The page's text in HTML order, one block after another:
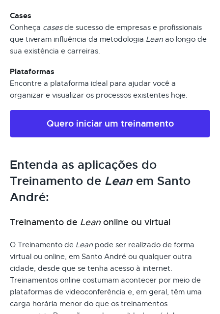
Cases
Conheça casesde sucesso de empresas e profissionais
que tiveram influência da metodologia Lean ao longo de
sua existência e carreiras.
Plataformas
Encontre a plataforma ideal para ajudar você a
organizar e visualizar os processos existentes hoje.
Quero iniciar um treinamento
Entenda as aplicações do
Treinamento de Leanem Santo
André:
Treinamento de Lean online ou virtual
O Treinamento de Lean pode ser realizado de forma
virtual ou online, em Santo André ou qualquer outra
cidade, desde que se tenha acesso à internet.
Treinamentos online costumam acontecer por meio de
plataformas de videoconferência e, em geral, têm uma
carga horária menor do que os treinamentos